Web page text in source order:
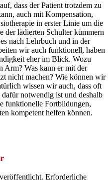
dass der Patient trotzdem zu
auch mit Kompensation,
in erster Linie um die
der lädierten Schulter kümmern
nach Lehrbuch und in der
wir auch funktionell, haben
eher im Blick. Wozu
Arm? Was kann er mit der
nicht machen? Wie können wir
wissen wir auch, dass oft
notwendig ist und deshalb
funktionelle Fortbildungen,
kompetent helfen können.
Erforderliche